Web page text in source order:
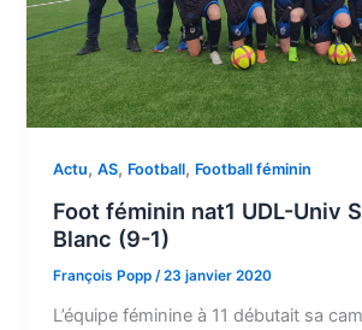
Actu,AS, Football, Football féminin
Foot féminin nat1 UDL-Univ
Blanc (9-1)
François Popp/23 janvier 2020
L’équipe féminine à 11 débutait sa